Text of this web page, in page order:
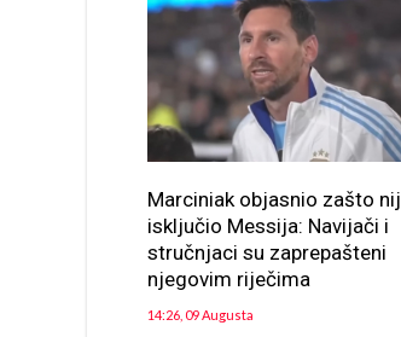
Marciniak objasnio zašto
isključio Messija: Navijači i
stručnjaci su zaprepašteni
njegovim riječima
14:26, 09 Augusta